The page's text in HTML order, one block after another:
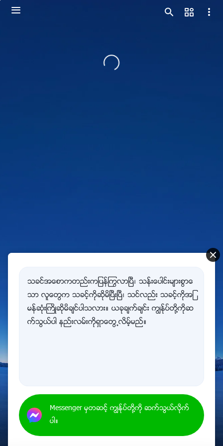
သခင္အေစာကတည္းကျပန္ႂကြလာၿပီ၊ သန္းေပါင္းမ်ားစြာေ
သာ လူေတြက သခင့္ကိုဆိုမိၿပီးၿပီ၊ သင္လည္း သခင့္ကိုအျ
မန္ဆုံးႀကိဳဆိုမိခ်င္ပါသလား။ ယခုခ်က္ခ်င္း ကြၽန္ုပ္တို႔ကိုဆ
က္သြယ္ပါ နည္းလမ္းကိုရွာေတြ႕လိမ့္မည္။
Messenger မွတဆင့္ ကြၽန္ုပ္တို႔ကို ဆက္သြယ္လိုက္
ပါ။